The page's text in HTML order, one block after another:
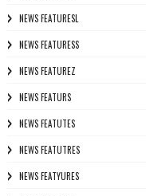
NEWS FEATURESL
NEWS FEATURESS
NEWS FEATUREZ
NEWS FEATURS
NEWS FEATUTES
NEWS FEATUTRES
NEWS FEATYURES